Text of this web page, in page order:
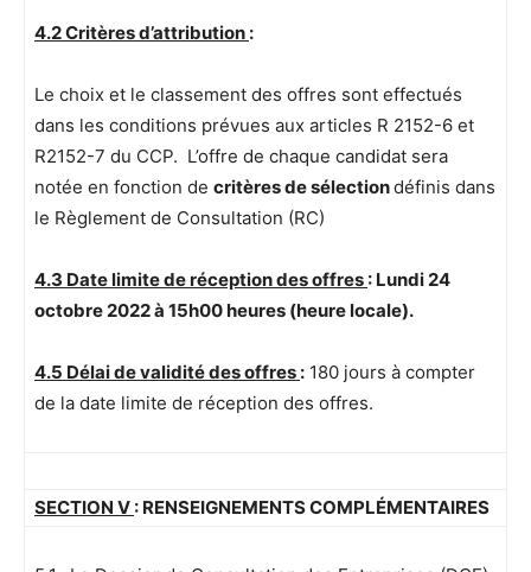
4.2 Critères d’attribution :
Le choix et le classement des offres sont effectués
dans les conditions prévues aux articles R 2152-6 et
R2152-7 du CCP. L’offre de chaque candidat sera
notée en fonction de critères de sélectiondéfinis dans
le Règlement de Consultation (RC)
4.3 Date limite de réception des offres : Lundi 24
octobre 2022à 15h00 heures (heure locale).
4.5 Délai de validité des offres : 180 jours à compter
de la date limite de réception des offres.
SECTION V : RENSEIGNEMENTS COMPLÉMENTAIRES